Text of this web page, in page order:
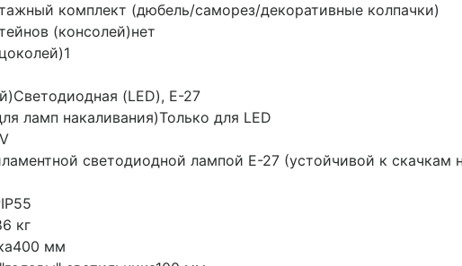
комплект (дюбель/саморез/декоративные колпачки)
(консолей)нет
1
Светодиодная (LED), Е-27
ламп накаливания)Только для LED
светодиодной лампой E-27 (устойчивой к
IP55
кг
400 мм